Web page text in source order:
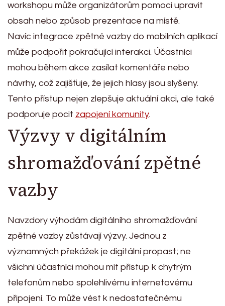
workshopu může organizátorům pomoci upravit
obsah nebo způsob prezentace na místě.
Navíc integrace zpětné vazby do mobilních aplikací
může podpořit pokračující interakci. Účastníci
mohou během akce zasílat komentáře nebo
návrhy, což zajišťuje, že jejich hlasy jsou slyšeny.
Tento přístup nejen zlepšuje aktuální akci, ale také
podporuje pocit zapojení komunity.
Výzvy v digitálním
shromažďování zpětné
vazby
Navzdory výhodám digitálního shromažďování
zpětné vazby zůstávají výzvy. Jednou z
významných překážek je digitální propast; ne
všichni účastníci mohou mít přístup k chytrým
telefonům nebo spolehlivému internetovému
připojení. To může vést k nedostatečnému